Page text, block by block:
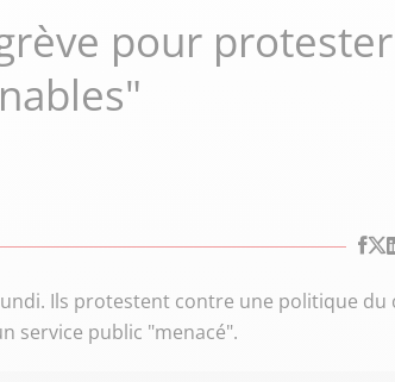
pour protester
Ils protestent contre une politique du
service public "menacé".